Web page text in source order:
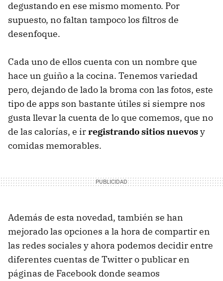
degustando en ese mismo momento. Por
supuesto, no faltan tampoco los filtros de
desenfoque.
Cada uno de ellos cuenta con un nombre que
hace un guiño a la cocina. Tenemos variedad
pero, dejando de lado la broma con las fotos, este
tipo de apps son bastante útiles si siempre nos
gusta llevar la cuenta de lo que comemos, que no
de las calorías, e irregistrando sitios nuevosy
comidas memorables.
Además de esta novedad, también se han
mejorado las opciones a la hora de compartir en
las redes sociales y ahora podemos decidir entre
diferentes cuentas de Twitter o publicar en
páginas de Facebook donde seamos